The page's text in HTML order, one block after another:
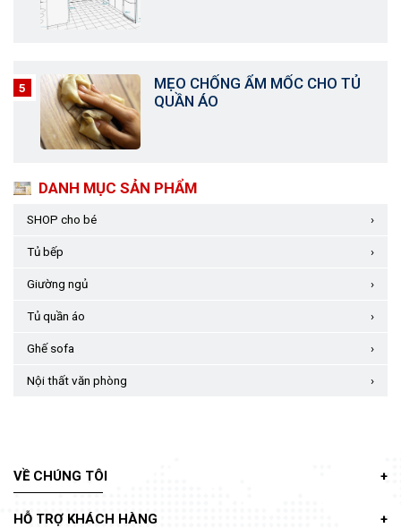
MẸO CHỐNG ẨM MỐC CHO TỦ
QUẦN ÁO
DANH MỤC SẢN PHẨM
SHOP cho bé ›
Tủ bếp ›
Giường ngủ ›
Tủ quần áo ›
Ghế sofa ›
Nội thất văn phòng ›
VỀ CHÚNG TÔI
HỖ TRỢ KHÁCH HÀNG